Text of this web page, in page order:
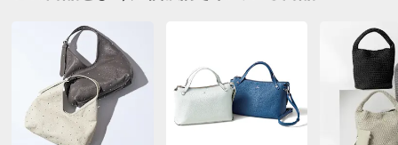
■商品により、柄の出方が多少異なります。
■インポート企画の為、仕様が多少異なる場合がありま
■天然皮革の特性上、商品により色ムラ・シワ・傷がある
場合があります。